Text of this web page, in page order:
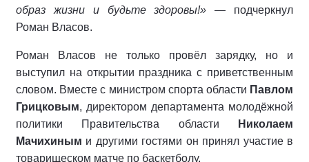
образ жизни и будьте здоровы!» — подчеркнул
Роман Власов.
Роман Власов не только провёл зарядку, но и
выступил на открытии праздника с приветственным
словом. Вместе с министром спорта области Павлом
Грицковым, директором департамента молодёжной
политики Правительства области
Николаем
Мачихиным и другими гостями он принял участие в
товарищеском матче по баскетболу.